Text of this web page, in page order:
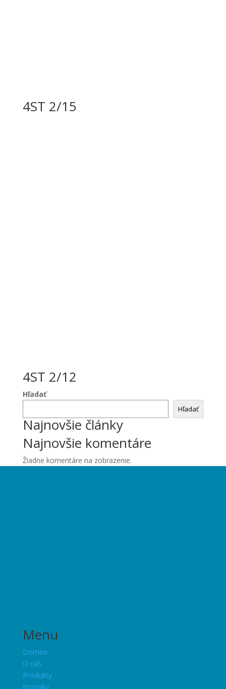
4ST 2/15
4ST 2/12
Hľadať
Hľadať
Najnovšie články
Najnovšie komentáre
Žiadne komentáre na zobrazenie.
Menu
Domov
O nás
Produkty
Novinky